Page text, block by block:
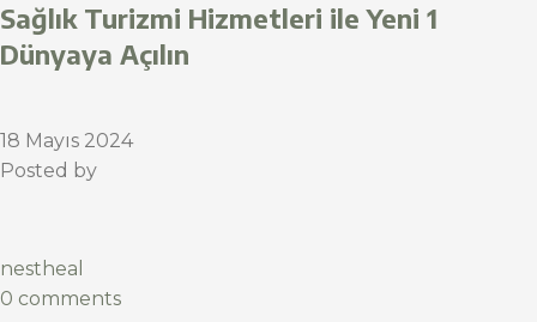
Sağlık Turizmi Hizmetleri ile Yeni 1
Dünyaya Açılın
18 Mayıs 2024
Posted by
nestheal
0 comments